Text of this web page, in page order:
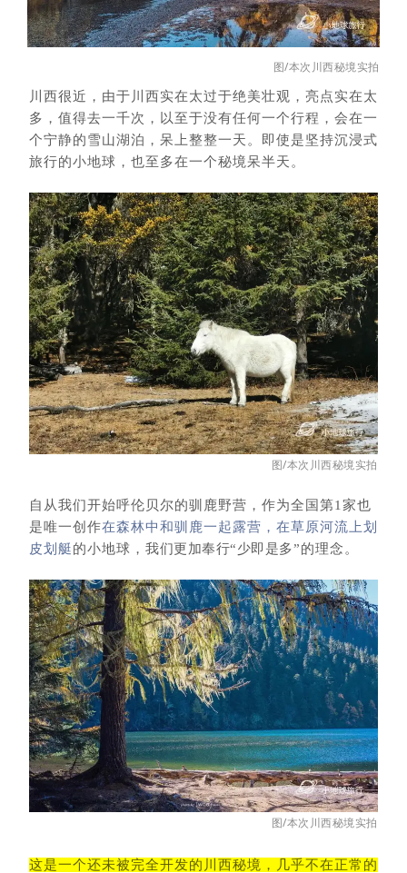
图/本次川西秘境实拍
川西很近，由于川西实在太过于绝美壮观，亮点实在太
多，值得去一千次，以至于没有任何一个行程，会在一
个宁静的雪山湖泊，呆上整整一天。即使是坚持沉浸式
旅行的小地球，也至多在一个秘境呆半天。
图/本次川西秘境实拍
自从我们开始呼伦贝尔的驯鹿野营， 作为全国第1家也
是唯一创作在森林中和驯鹿一起露营，在草原河流上划
皮划艇的小地球， 我们更加奉行“少即是多”的理念。
图/本次川西秘境实拍
这是一个还未被完全开发的川西秘境，几乎不在正常的